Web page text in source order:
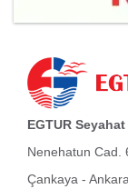
EGTUR
Nenehatun Cad.
Çankaya -